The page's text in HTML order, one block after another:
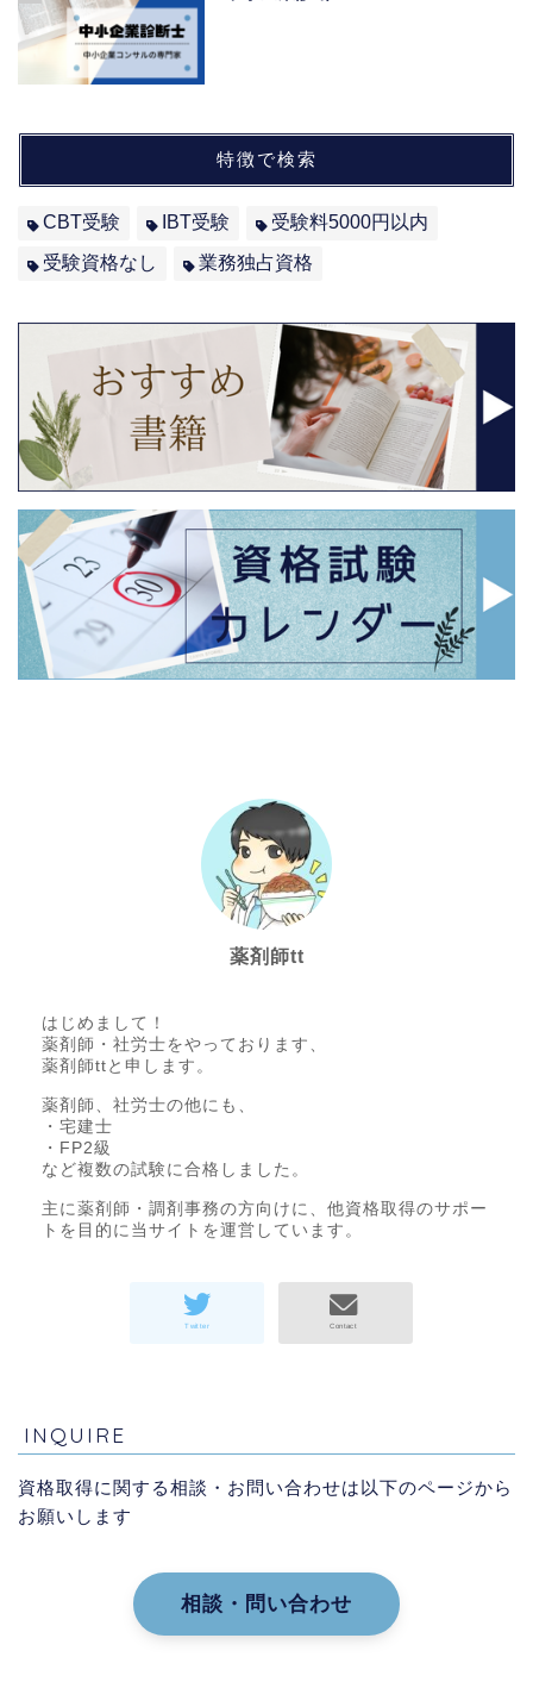
特徴で検索
CBT受験 IBT受験
受験料5000円以内
受験資格なし
業務独占資格
薬剤師tt
はじめまして！
薬剤師・社労士をやっております、
薬剤師ttと申します。
薬剤師、社労士の他にも、
・宅建士
・FP2級
など複数の試験に合格しました。
主に薬剤師・調剤事務の方向けに、他資格取得のサポー
トを目的に当サイトを運営しています。
INQUIRE
資格取得に関する相談・お問い合わせは以下のページから
お願いします
相談・問い合わせ